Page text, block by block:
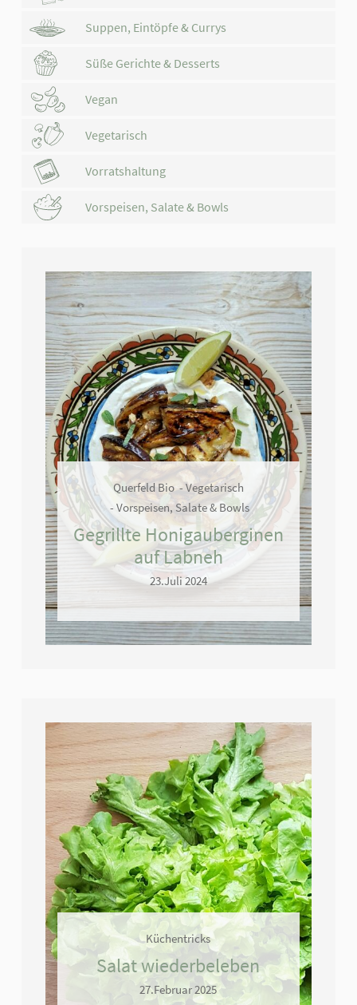
Suppen, Eintöpfe & Currys
Süße Gerichte & Desserts
Vegan
Vegetarisch
Vorratshaltung
Vorspeisen, Salate & Bowls
Querfeld Bio
Vegetarisch
Vorspeisen, Salate & Bowls
Gegrillte Honigauberginen
auf Labneh
23.Juli 2024
Küchentricks
Salat wiederbeleben
27.Februar 2025